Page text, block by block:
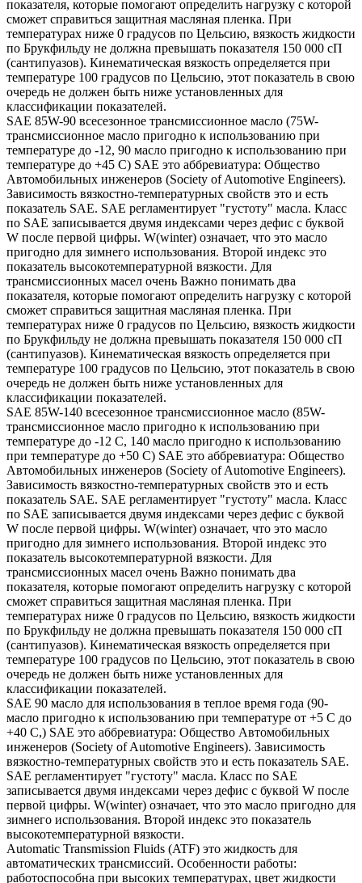
показателя, которые помогают определить нагрузку с которой
сможет справиться защитная масляная пленка. При
температурах ниже 0 градусов по Цельсию, вязкость жидкости
по Брукфильду не должна превышать показателя 150 000 сП
(сантипуазов). Кинематическая вязкость определяется при
температуре 100 градусов по Цельсию, этот показатель в свою
очередь не должен быть ниже установленных для
классификации показателей.
SAE 85W-90 всесезонное трансмиссионное масло (75W-
трансмиссионное масло пригодно к использованию при
температуре до -12, 90 масло пригодно к использованию при
температуре до +45 С) SAE это аббревиатура: Общество
Автомобильных инженеров (Society of Automotive Engineers).
Зависимость вязкостно-температурных свойств это и есть
показатель SAE. SAE регламентирует "густоту" масла. Класс
по SAE записывается двумя индексами через дефис с буквой
W после первой цифры. W(winter) означает, что это масло
пригодно для зимнего использования. Второй индекс это
показатель высокотемпературной вязкости. Для
трансмиссионных масел очень Важно понимать два
показателя, которые помогают определить нагрузку с которой
сможет справиться защитная масляная пленка. При
температурах ниже 0 градусов по Цельсию, вязкость жидкости
по Брукфильду не должна превышать показателя 150 000 сП
(сантипуазов). Кинематическая вязкость определяется при
температуре 100 градусов по Цельсию, этот показатель в свою
очередь не должен быть ниже установленных для
классификации показателей.
SAE 85W-140 всесезонное трансмиссионное масло (85W-
трансмиссионное масло пригодно к использованию при
температуре до -12 С, 140 масло пригодно к использованию
при температуре до +50 С) SAE это аббревиатура: Общество
Автомобильных инженеров (Society of Automotive Engineers).
Зависимость вязкостно-температурных свойств это и есть
показатель SAE. SAE регламентирует "густоту" масла. Класс
по SAE записывается двумя индексами через дефис с буквой
W после первой цифры. W(winter) означает, что это масло
пригодно для зимнего использования. Второй индекс это
показатель высокотемпературной вязкости. Для
трансмиссионных масел очень Важно понимать два
показателя, которые помогают определить нагрузку с которой
сможет справиться защитная масляная пленка. При
температурах ниже 0 градусов по Цельсию, вязкость жидкости
по Брукфильду не должна превышать показателя 150 000 сП
(сантипуазов). Кинематическая вязкость определяется при
температуре 100 градусов по Цельсию, этот показатель в свою
очередь не должен быть ниже установленных для
классификации показателей.
SAE 90 масло для использования в теплое время года (90-
масло пригодно к использованию при температуре от +5 С до
+40 С,) SAE это аббревиатура: Общество Автомобильных
инженеров (Society of Automotive Engineers). Зависимость
вязкостно-температурных свойств это и есть показатель SAE.
SAE регламентирует "густоту" масла. Класс по SAE
записывается двумя индексами через дефис с буквой W после
первой цифры. W(winter) означает, что это масло пригодно для
зимнего использования. Второй индекс это показатель
высокотемпературной вязкости.
Automatic Transmission Fluids (ATF) это жидкость для
автоматических трансмиссий. Особенности работы:
работоспособна при высоких температурах, цвет жидкости